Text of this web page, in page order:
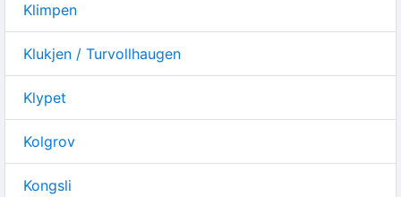
Klimpen
Klukjen / Turvollhaugen
Klypet
Kolgrov
Kongsli